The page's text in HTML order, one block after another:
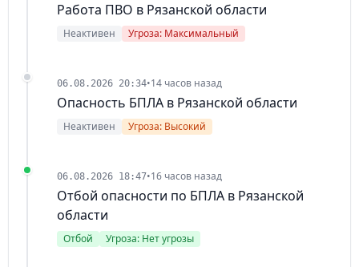
Работа ПВО в Рязанской области
Неактивен Угроза: Максимальный
06.08.2026 20:34•14 часов назад
Опасность БПЛА в Рязанской области
Неактивен Угроза: Высокий
06.08.2026 18:47•16 часов назад
Отбой опасности по БПЛА в Рязанской
области
Отбой Угроза: Нет угрозы